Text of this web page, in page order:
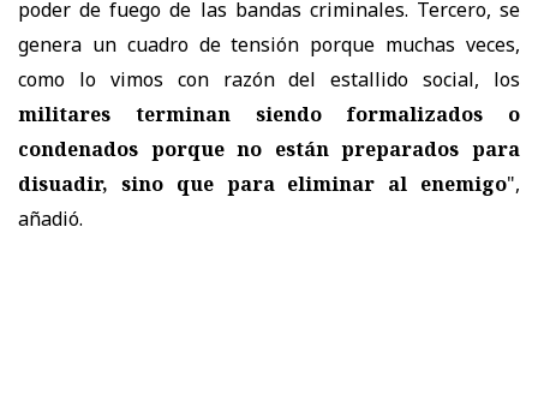
poder de fuego de las bandas criminales. Tercero, se
genera un cuadro de tensión porque muchas veces,
como lo vimos con razón del estallido social, los
militares terminan siendo formalizados o
condenados porque no están preparados para
disuadir, sino que para eliminar al enemigo",
añadió.